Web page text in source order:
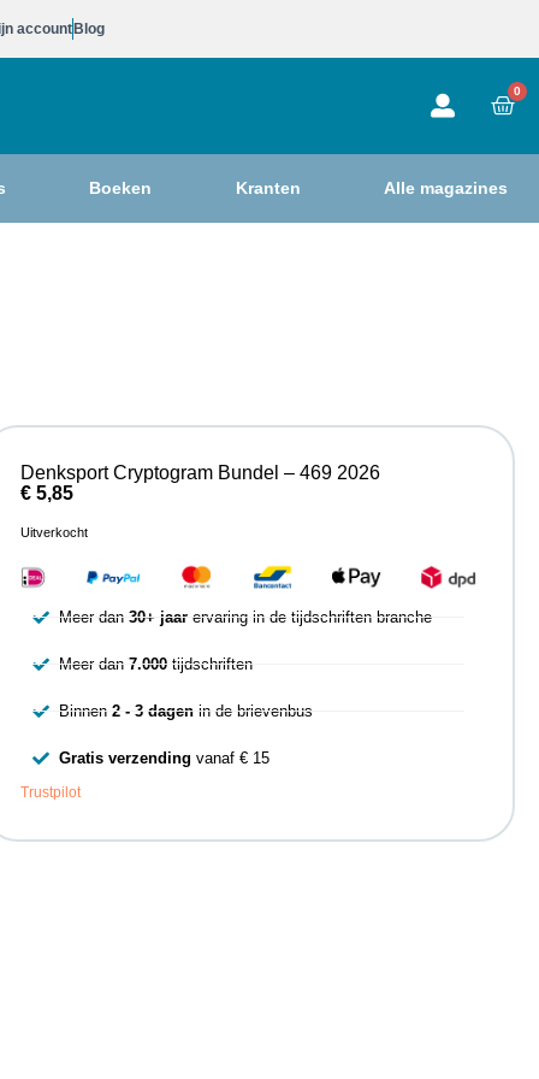
account Blog
0
Boeken Kranten Alle magazines
Denksport Cryptogram Bundel – 469 2026
€5,85
Uitverkocht
Meer dan30+ jaar ervaring in de tijdschriften branche
Meer dan7.000 tijdschriften
Binnen2 - 3 dagen in de brievenbus
Gratis verzending vanaf € 15
Trustpilot